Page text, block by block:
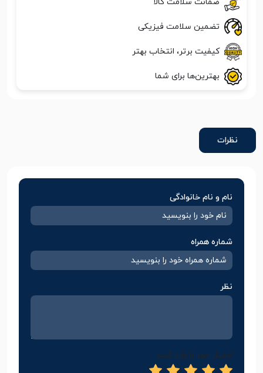
تضمین سلامت فیزیکی
کیفیت برتر، انتخاب بهتر
بهترین‌ها برای شما
نظرات
نام و نام خانوادگی
شماره همراه
نظر
امتیاز خود را وارد کنید